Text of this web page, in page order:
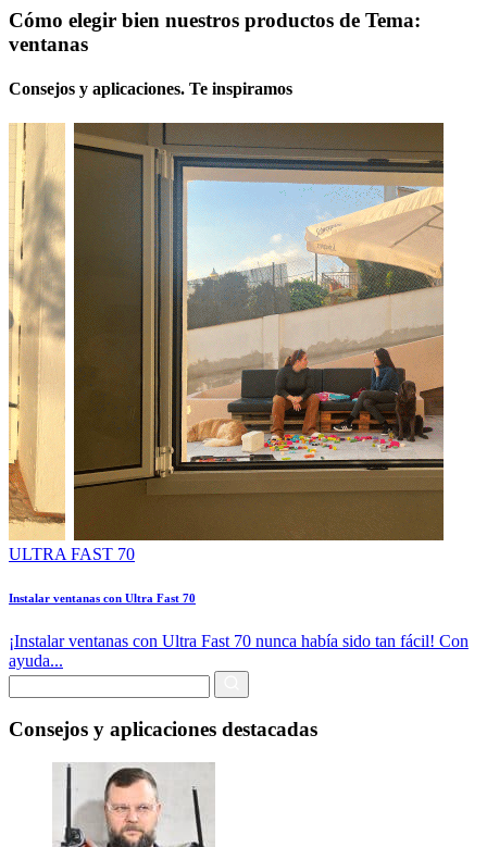
Cómo elegir bien nuestros productos de Tema:
ventanas
Consejos y aplicaciones. Te inspiramos
ULTRA FAST 70
Instalar ventanas con Ultra Fast 70
¡Instalar ventanas con Ultra Fast 70 nunca había sido tan fácil! Con
ayuda...
Consejos y aplicaciones destacadas